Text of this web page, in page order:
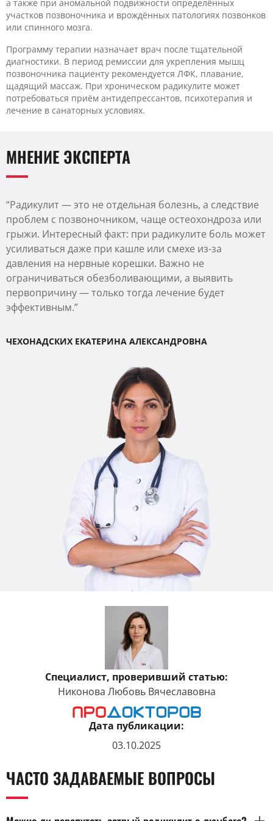
а также при аномальной подвижности определённых
участков позвоночника и врождённых патологиях позвонков
или спинного мозга.
Программу терапии назначает врач после тщательной
диагностики. В период ремиссии для укрепления мышц
позвоночника пациенту рекомендуется ЛФК, плавание,
щадящий массаж. При хроническом радикулите может
потребоваться приём антидепрессантов, психотерапия и
лечение в санаторных условиях.
МНЕНИЕ ЭКСПЕРТА
“Радикулит — это не отдельная болезнь, а следствие
проблем с позвоночником, чаще остеохондроза или
грыжи. Интересный факт: при радикулите боль может
усиливаться даже при кашле или смехе из-за
давления на нервные корешки. Важно не
ограничиваться обезболивающими, а выявить
первопричину — только тогда лечение будет
эффективным.”
ЧЕХОНАДСКИХ ЕКАТЕРИНА АЛЕКСАНДРОВНА
Специалист, проверивший статью:
Никонова Любовь Вячеславовна
Дата публикации:
03.10.2025
ЧАСТО ЗАДАВАЕМЫЕ ВОПРОСЫ